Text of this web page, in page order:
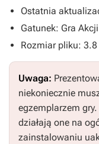
Ostatnia
Gatunek: Gra Akcji
Rozmiar pliku: 3.8
Uwaga:
niekoniecznie
egzemplarzem
działają one na
zainstalowaniu